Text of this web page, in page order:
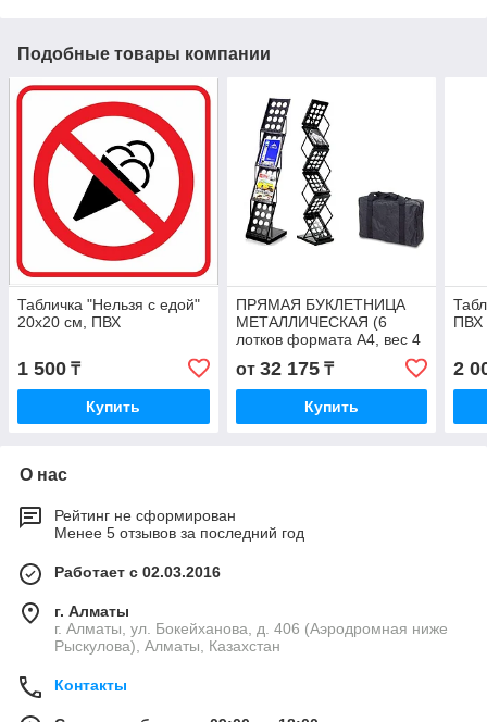
Подобные товары компании
Табличка "Нельзя с едой"
20х20 см, ПВХ
1 500 ₸
Купить
ПРЯМАЯ БУКЛЕТНИЦА
МЕТАЛЛИЧЕСКАЯ (6
лотков формата А4, вес 4
от 32 175₸
Купить
ПВХ
2
О нас
Рейтинг не сформирован
Менее 5 отзывов за последний год
Работает с 02.03.2016
г. Алматы
г. Алматы, ул. Бокейханова, д. 406 (Аэродромная ниже
Рыскулова), Алматы, Казахстан
Контакты